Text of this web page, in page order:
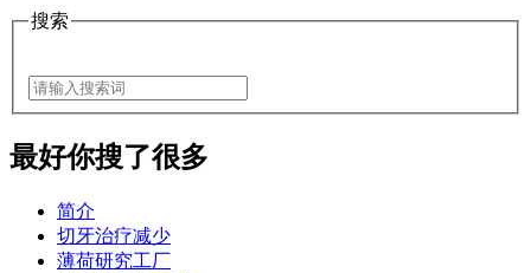
搜索
最好你搜了很多
简介
切牙治疗减少
薄荷研究工厂